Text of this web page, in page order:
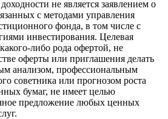
не является заявлением о
с методами управления
фонда, в том числе с
инвестирования. Целевая
либо рода офертой, не
оферты или приглашения делать
анализом, профессиональным
советника или прогнозом роста
бумаг, не имеет целью
предложение любых ценных